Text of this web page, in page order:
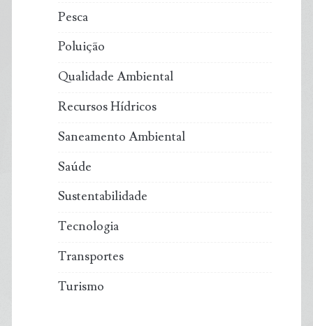
Pesca
Poluição
Qualidade Ambiental
Recursos Hídricos
Saneamento Ambiental
Saúde
Sustentabilidade
Tecnologia
Transportes
Turismo